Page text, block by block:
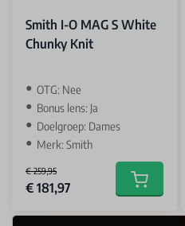
Smith I-O MAG S White
Chunky Knit
OTG: Nee
Bonus lens: Ja
Doelgroep: Dames
Merk: Smith
€ 259,95
Special Price
€ 181,97 Add to cart